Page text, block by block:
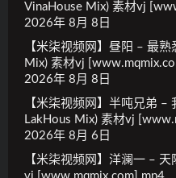
VinaHouse Mix) 素材vj
2026年 8月 8日
【米柒视频网】昼阳 – 最
Mix) 素材vj
2026年 8月 8日
【米柒视频网】半吨兄弟 –
LakHous Mix) 素材vj
2026年 8月 6日
【米柒视频网】洋澜一 –